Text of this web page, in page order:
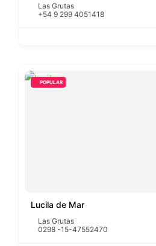
Las Grutas
+54 9 299 4051418
POPULAR
Lucila de Mar
Las Grutas
0298 -15-47552470